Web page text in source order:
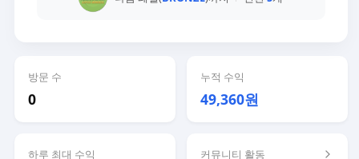
방문 수
0
누적 수익
49,360원
하루 최대 수익 커뮤니티 활동